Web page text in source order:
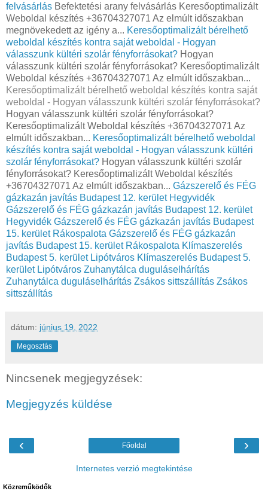
felvásárlás Befektetési arany felvásárlás Keresőoptimalizált
Weboldal készítés +36704327071 Az elmúlt időszakban
megnövekedett az igény a... Keresőoptimalizált bérelhető
weboldal készítés kontra saját weboldal - Hogyan
válasszunk kültéri szolár fényforrásokat? Hogyan
válasszunk kültéri szolár fényforrásokat? Keresőoptimalizált
Weboldal készítés +36704327071 Az elmúlt időszakban...
Keresőoptimalizált bérelhető weboldal készítés kontra saját
weboldal - Hogyan válasszunk kültéri szolár fényforrásokat?
Hogyan válasszunk kültéri szolár fényforrásokat?
Keresőoptimalizált Weboldal készítés +36704327071 Az
elmúlt időszakban... Keresőoptimalizált bérelhető weboldal
készítés kontra saját weboldal - Hogyan válasszunk kültéri
szolár fényforrásokat? Hogyan válasszunk kültéri szolár
fényforrásokat? Keresőoptimalizált Weboldal készítés
+36704327071 Az elmúlt időszakban... Gázszerelő és FÉG
gázkazán javítás Budapest 12. kerület Hegyvidék
Gázszerelő és FÉG gázkazán javítás Budapest 12. kerület
Hegyvidék Gázszerelő és FÉG gázkazán javítás Budapest
15. kerület Rákospalota Gázszerelő és FÉG gázkazán
javítás Budapest 15. kerület Rákospalota Klímaszerelés
Budapest 5. kerület Lipótváros Klímaszerelés Budapest 5.
kerület Lipótváros Zuhanytálca duguláselhárítás
Zuhanytálca duguláselhárítás Zsákos sittszállítás Zsákos
sittszállítás
dátum: június 19, 2022
Megosztás
Nincsenek megjegyzések:
Megjegyzés küldése
‹ ›
Főoldal
Internetes verzió megtekintése
Közreműködők